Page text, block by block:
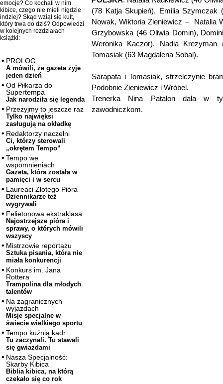
emocje? Co kochali w nim
kibice, czego nie mieli nigdzie
indziej? Skąd wziął się kult,
który trwa do dziś? Odpowiedzi
w kolejnych rozdziałach
książki:
PROLOG
A mówili, że gazeta żyje
jeden dzień
Od Piłkarza do
Supertempa
Jak narodziła się legenda
Przeżyjmy to jeszcze raz
Tylko najwięksi
zasługują na okładkę
Redaktorzy naczelni
Ci, którzy sterowali
„okrętem Tempo“
Tempo we
wspomnieniach
Gazeta, która została w
pamięci i w sercu
Laureaci Złotego Pióra
Dziennikarze też
wygrywali
Felietonowa ekstraklasa
Najostrzejsze pióra i
sprawy, o których mówili
wszyscy
Mistrzowie reportażu
Sztuka pisania, która nie
miała konkurencji
Konkurs im. Jana
Rottera
Trampolina dla młodych
talentów
Na zagranicznych
wyjazdach
Misje specjalne w
świecie wielkiego sportu
Tempo kuźnią kadr
Tu zaczynali. Tu stawali
się gwiazdami
Nasza Specjalność:
Skarby Kibica
Biblia kibica, na którą
czekało się co rok
(78 Katja Skupień), Emilia Szymczak
Nowak, Wiktoria Zieniewicz – Natalia
Grzybowska (46 Oliwia Domin),
Weronika Kaczor), Nadia
Tomasiak (63 Magdalena Sobal).
Sarapata i Tomasiak, strzelczynie
Podobnie Zieniewicz i Wróbel.
Trenerka Nina Patalon dała w
zawodniczkom.